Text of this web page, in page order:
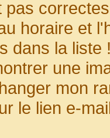
pas
horaire et
dans la liste
une
mon
le lien e-